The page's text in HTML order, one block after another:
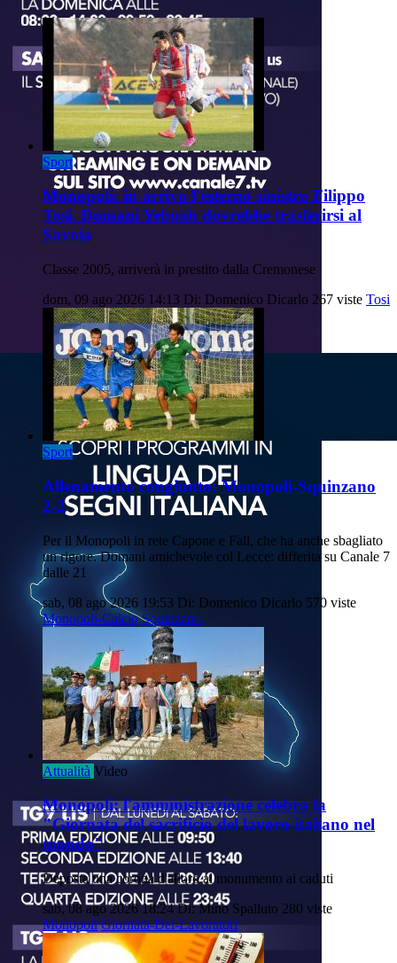
Sport
Monopoli: in arrivo l'esterno sinistro Filippo
Tosi. Domani Yeboah dovrebbe trasferirsi al
Savoia
Classe 2005, arriverà in prestito dalla Cremonese
dom, 09 ago 2026 14:13 Di: Domenico Dicarlo 267 viste Tosi
Sport
Allenamento congiunto: Monopoli-Squinzano
2-2
Per il Monopoli in rete Capone e Fall, che ha anche sbagliato
un rigore. Domani amichevole col Lecce: differita su Canale 7
dalle 21
sab, 08 ago 2026 19:53 Di: Domenico Dicarlo 570 viste
Monopoli-Calcio Squinzano
Attualità Video
Monopoli: l'amministrazione celebra la
"Giornata del sacrificio del lavoro italiano nel
mondo"
Deposta una corona d'alloro al monumento ai caduti
sab, 08 ago 2026 18:24 Di: Mino Spalluto 280 viste
Monopoli Giornata-Dei-Lavoratori